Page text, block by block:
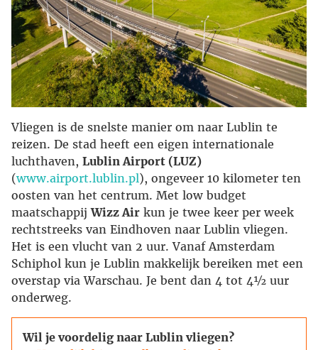
Vliegen is de snelste manier om naar Lublin te
reizen. De stad heeft een eigen internationale
luchthaven, Lublin Airport (LUZ)
(www.airport.lublin.pl), ongeveer 10 kilometer ten
oosten van het centrum. Met low budget
maatschappijWizz Air kun je twee keer per week
rechtstreeks van Eindhoven naar Lublin vliegen.
Het is een vlucht van 2 uur. Vanaf Amsterdam
Schiphol kun je Lublin makkelijk bereiken met een
overstap via Warschau. Je bent dan 4 tot 4½ uur
onderweg.
Wil je voordelig naar Lublin vliegen?